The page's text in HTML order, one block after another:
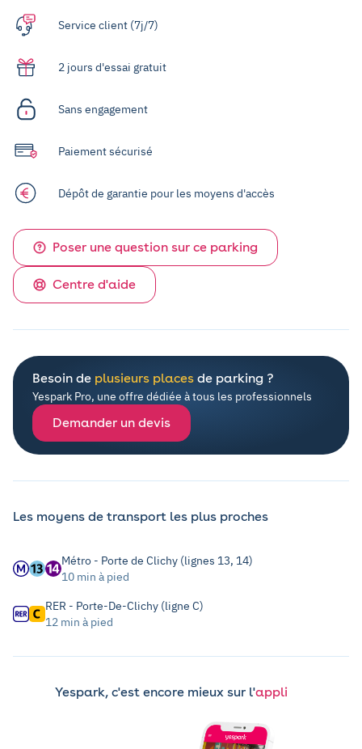
Service client (7j/7)
2 jours d'essai gratuit
Sans engagement
Paiement sécurisé
Dépôt de garantie pour les moyens d'accès
Poser une question sur ce parking
Centre d'aide
Besoin de plusieurs places de parking ?
Yespark Pro, une offre dédiée à tous les professionnels
Demander un devis
Les moyens de transport les plus proches
Métro - Porte de Clichy (lignes 13, 14)
10 min à pied
RER - Porte-De-Clichy (ligne C)
12 min à pied
Yespark, c'est encore mieux sur l'appli